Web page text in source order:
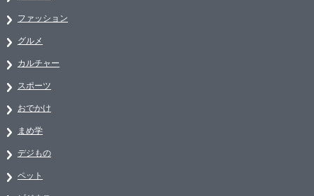
ファッション
グルメ
カルチャー
スポーツ
おでかけ
まめ学
デジもの
ペット